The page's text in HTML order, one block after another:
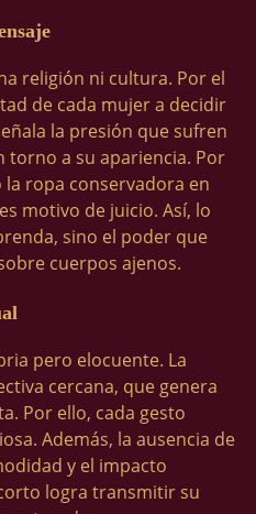
religión ni cultura. Por el
de cada mujer a decidir
la presión que sufren
torno a su apariencia. Por
ropa conservadora en
motivo de juicio. Así, lo
sino el poder que
cuerpos ajenos.
pero elocuente. La
cercana, que genera
Por ello, cada gesto
Además, la ausencia de
y el impacto
logra transmitir su